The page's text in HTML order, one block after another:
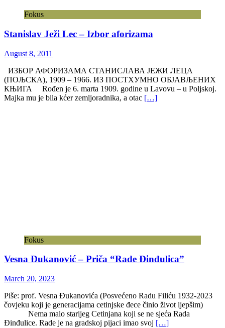
Fokus
Stanislav Ježi Lec – Izbor aforizama
August 8, 2011
ИЗБОР АФОРИЗАМА СТАНИСЛАВА ЈЕЖИ ЛЕЦА
(ПОЉСКА), 1909 – 1966. ИЗ ПОСТХУМНО ОБЈАВЉЕНИХ
КЊИГА Rođen je 6. marta 1909. godine u Lavovu – u Poljskoj.
Majka mu je bila kćer zemljoradnika, a otac […]
Fokus
Vesna Đukanović – Priča “Rade Đinđulica”
March 20, 2023
Piše: prof. Vesna Đukanovića (Posvećeno Radu Filiću 1932-2023
čovjeku koji je generacijama cetinjske đece činio život ljepšim)
Nema malo starijeg Cetinjana koji se ne sjeća Rada
Đinđulice. Rade je na gradskoj pijaci imao svoj […]